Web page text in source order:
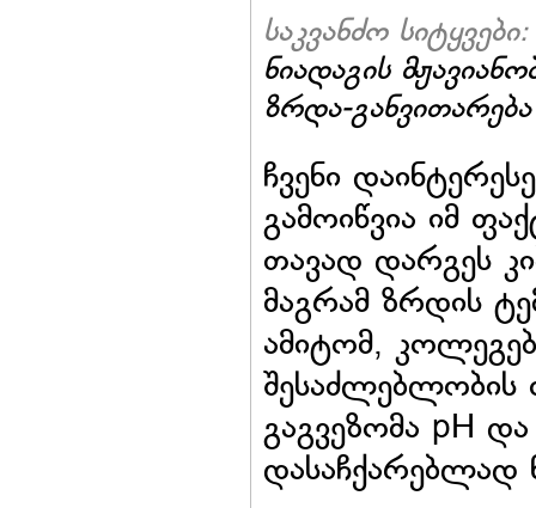
საკვანძო სიტყვები:
ნიადაგის
ზრდა-განვითარება
ჩვენი
გამოიწვია იმ
თავად დარგეს
მაგრამ ზრდის
ამიტომ,
შესაძლებლობის
გაგვეზომა pH
დასაჩქარებლად